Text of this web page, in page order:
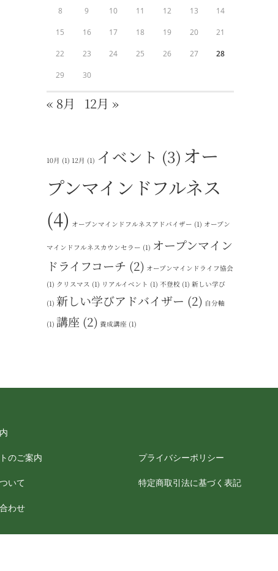
8 9 10 11 12 13 14
15 16 17 18 19 20 21
22 23 24 25 26 27 28
29 30
« 8月 12月 »
10月 (1) 12月 (1) イベント (3) オー
プンマインドフルネス
(4) オープンマインドフルネスアドバイザー (1) オープン
マインドフルネスカウンセラー (1) オープンマイン
ドライフコーチ (2) オープンマインドライフ協会
(1) クリスマス (1) リアルイベント (1) 不登校 (1) 新しい学び
(1) 新しい学びアドバイザー (2) 自分軸
(1) 講座 (2) 養成講座 (1)
のご案内
いて
わせ
プライバシーポリシー
特定商取引法に基づく表記